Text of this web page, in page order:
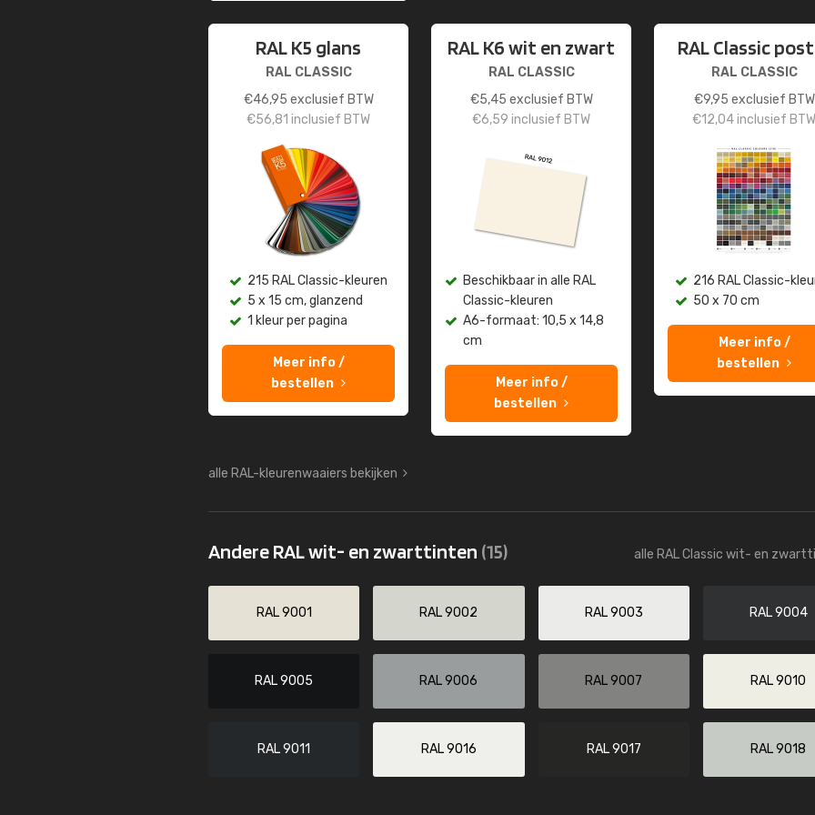
RAL K5 glans
RAL CLASSIC
€46,95 exclusief BTW
€56,81 inclusief BTW
215 RAL Classic-kleuren
5 x 15 cm, glanzend
1 kleur per pagina
Meer info /
bestellen
RAL K6 wit en zwart
RAL CLASSIC
€5,45 exclusief BTW
€6,59 inclusief BTW
Beschikbaar in alle RAL
Classic-kleuren
A6-formaat: 10,5 x 14,8
cm
Meer info /
bestellen
RAL Classic
RAL CLASSIC
€9,95 exclusief BTW
€12,04inclusief BTW
216 RAL Classic-
50 x 70 cm
Meer info /
bestellen
alle RAL-kleurenwaaiers bekijken
Andere RAL wit- en zwarttinten (15) alle RAL Classic wit- en
RAL 9001 RAL 9002 RAL 9003 RAL 9004
RAL 9005 RAL 9006 RAL 9007 RAL 9010
RAL 9011 RAL 9016 RAL 9017 RAL 9018